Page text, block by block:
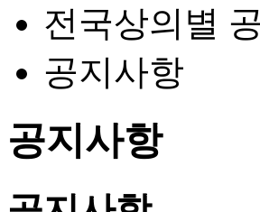
전국상의별
공지사항
공지사항